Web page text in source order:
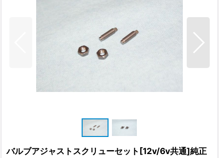
バルブアジャストスクリューセット[12v/6v共通]純正